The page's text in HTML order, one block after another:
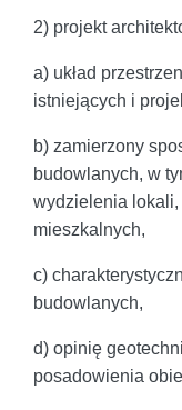
2) projekt
a) układ
istniejących i
b) zamierzony
budowlanych, w
wydzielenia
mieszkalnych,
c)
budowlanych,
d) opinię
posadowienia